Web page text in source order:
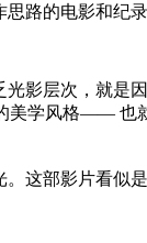
路的电影和纪录
影层次，就是
学风格—— 也
这部影片看似